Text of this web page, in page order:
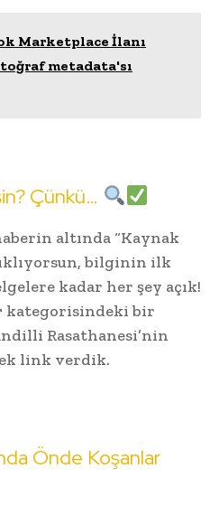
Marketplace İlanı
metadata'sı
Çünkü…
altında “Kaynak
bilginin ilk
kadar her şey açık!
kategorisindeki bir
Rasathanesi’nin
link verdik.
Önde Koşanlar